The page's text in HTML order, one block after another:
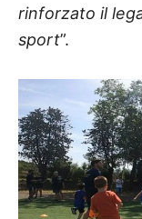
rinforzato il
sport”.